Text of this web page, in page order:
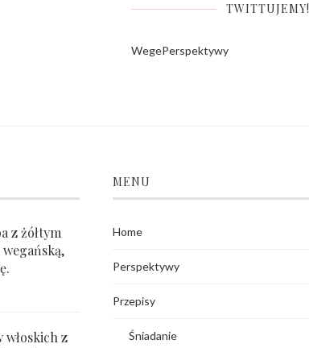
TWITTUJEMY!
WegePerspektywy
z żółtym
włoskich z
MENU
Home
Perspektywy
Przepisy
Śniadanie